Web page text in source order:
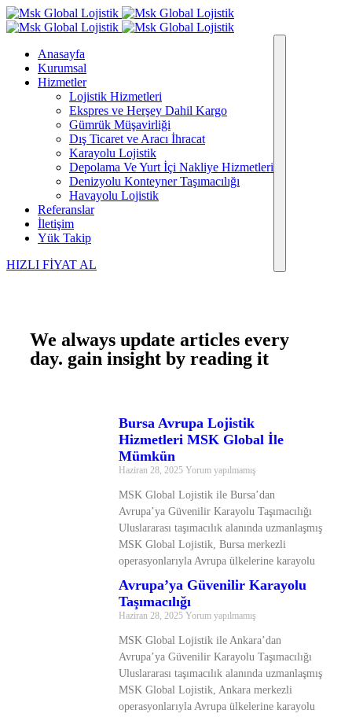
Anasayfa
Kurumsal
Hizmetler
Lojistik Hizmetleri
Ekspres ve Herşey Dahil Kargo
Gümrük Müşavirliği
Dış Ticaret ve Aracı İhracat
Karayolu Lojistik
Depolama Ve Yurt İçi Nakliye Hizmetleri
Denizyolu Konteyner Taşımacılığı
Havayolu Lojistik
Referanslar
İletişim
Yük Takip
HIZLI FİYAT AL
We always update articles every
day. gain insight by reading it
Bursa Avrupa Lojistik
Hizmetleri MSK Global İle
Mümkün
Haziran 28, 2025 Yorum yapılmamış
MSK Global Lojistik ile Bursa’dan
Avrupa’ya Güvenilir Karayolu Taşımacılığı
Uluslararası taşımacılık alanında uzmanlaşmış
MSK Global Lojistik, Bursa merkezli
operasyonlarıyla Avrupa ülkelerine karayolu
Avrupa’ya Güvenilir Karayolu
Taşımacılığı
Haziran 28, 2025 Yorum yapılmamış
MSK Global Lojistik ile Ankara’dan
Avrupa’ya Güvenilir Karayolu Taşımacılığı
Uluslararası taşımacılık alanında uzmanlaşmış
MSK Global Lojistik, Ankara merkezli
operasyonlarıyla Avrupa ülkelerine karayolu